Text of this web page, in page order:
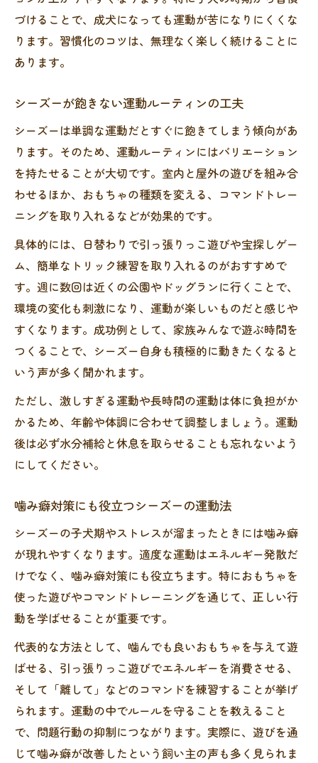
づけることで、成犬になっても運動が苦になりにくくな
ります。習慣化のコツは、無理なく楽しく続けることに
あります。
シーズーが飽きない運動ルーティンの工夫
シーズーは単調な運動だとすぐに飽きてしまう傾向があ
ります。そのため、運動ルーティンにはバリエーション
を持たせることが大切です。室内と屋外の遊びを組み合
わせるほか、おもちゃの種類を変える、コマンドトレー
ニングを取り入れるなどが効果的です。
具体的には、日替わりで引っ張りっこ遊びや宝探しゲー
ム、簡単なトリック練習を取り入れるのがおすすめで
す。週に数回は近くの公園やドッグランに行くことで、
環境の変化も刺激になり、運動が楽しいものだと感じや
すくなります。成功例として、家族みんなで遊ぶ時間を
つくることで、シーズー自身も積極的に動きたくなると
いう声が多く聞かれます。
ただし、激しすぎる運動や長時間の運動は体に負担がか
かるため、年齢や体調に合わせて調整しましょう。運動
後は必ず水分補給と休息を取らせることも忘れないよう
にしてください。
噛み癖対策にも役立つシーズーの運動法
シーズーの子犬期やストレスが溜まったときには噛み癖
が現れやすくなります。適度な運動はエネルギー発散だ
けでなく、噛み癖対策にも役立ちます。特におもちゃを
使った遊びやコマンドトレーニングを通じて、正しい行
動を学ばせることが重要です。
代表的な方法として、噛んでも良いおもちゃを与えて遊
ばせる、引っ張りっこ遊びでエネルギーを消費させる、
そして「離して」などのコマンドを練習することが挙げ
られます。運動の中でルールを守ることを教えること
で、問題行動の抑制につながります。実際に、遊びを通
じて噛み癖が改善したという飼い主の声も多く見られま